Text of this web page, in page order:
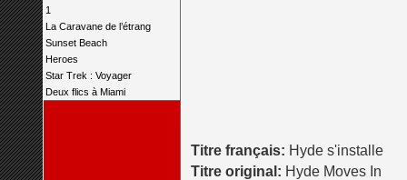
1
La Caravane de l’étrang
Sunset Beach
Heroes
Star Trek : Voyager
Deux flics à Miami
Titre français: Hyde s'installe
Titre original: Hyde Moves In